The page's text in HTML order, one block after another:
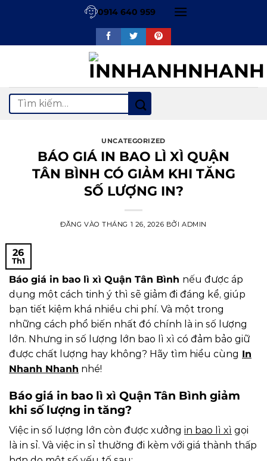
0914 640 959
Tìm
kiếm:
UNCATEGORIZED
BÁO GIÁ IN BAO LÌ XÌ QUẬN
TÂN BÌNH CÓ GIẢM KHI TĂNG
SỐ LƯỢNG IN?
ĐĂNG VÀOTHÁNG 1 26, 2026 BỞI ADMIN
26
Th1
Báo giá in bao lì xì Quận Tân Bình nếu được áp
dụng một cách tinh ý thì sẽ giảm đi đáng kể, giúp
bạn tiết kiệm khá nhiều chi phí. Và một trong
những cách phổ biến nhất đó chính là in số lượng
lớn. Nhưng in số lượng lớn bao lì xì có đảm bảo giữ
được chất lượng hay không? Hãy tìm hiểu cùng In
Nhanh Nhanh nhé!
Báo giá in bao lì xì Quận Tân Bình giảm
khi số lượng in tăng?
Việc in số lượng lớn còn được xưởng in bao lì xì gọi
là in sỉ. Và việc in sỉ thường đi kèm với giá thành thấp